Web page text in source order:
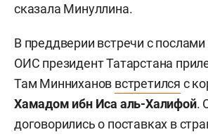
сказала Минуллина.
В преддверии встречи с
ОИС президент Татарстана
Там Минниханов встретился с
Хамадом ибн Иса аль-Халифой.
договорились о поставках в